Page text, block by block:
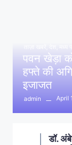
पवन खेड़ा
हफ्ते की
इजाजत
admin April